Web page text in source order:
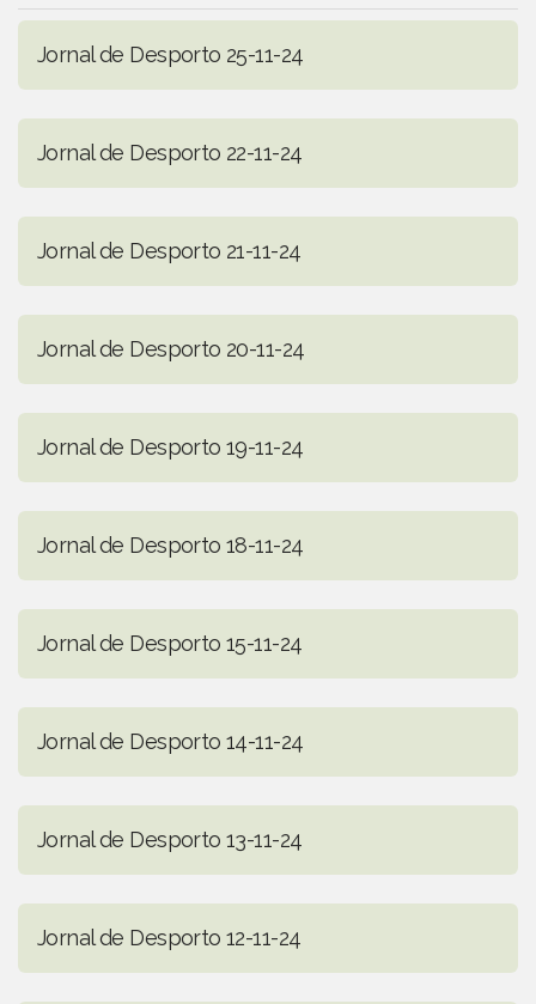
Jornal de Desporto 25-11-24
Jornal de Desporto 22-11-24
Jornal de Desporto 21-11-24
Jornal de Desporto 20-11-24
Jornal de Desporto 19-11-24
Jornal de Desporto 18-11-24
Jornal de Desporto 15-11-24
Jornal de Desporto 14-11-24
Jornal de Desporto 13-11-24
Jornal de Desporto 12-11-24